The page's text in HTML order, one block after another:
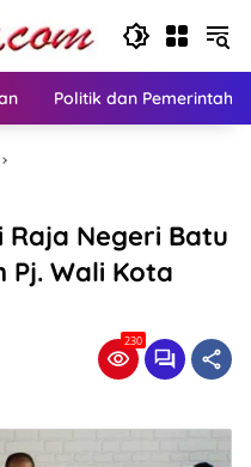
Politik dan
Raja Negeri Batu
Pj. Wali Kota
230